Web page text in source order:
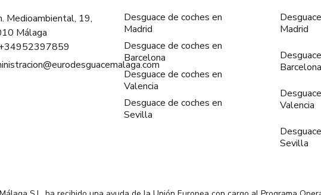
Medioambiental, 19,
Málaga
Desguace de coches en
Madrid
Desguace de coches en
Barcelona
Desguace de coches en
Valencia
Desguace de coches en
Sevilla
Madrid
Barcelona
Valencia
Sevilla